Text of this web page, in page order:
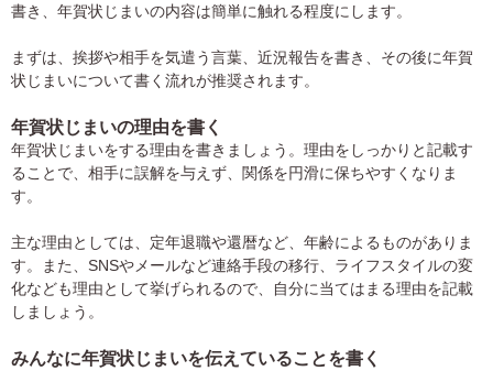
書き、年賀状じまいの内容は簡単に触れる程度にします。
まずは、挨拶や相手を気遣う言葉、近況報告を書き、その後に年賀
状じまいについて書く流れが推奨されます。
年賀状じまいの理由を書く
年賀状じまいをする理由を書きましょう。理由をしっかりと記載す
ることで、相手に誤解を与えず、関係を円滑に保ちやすくなりま
す。
主な理由としては、定年退職や還暦など、年齢によるものがありま
す。また、SNSやメールなど連絡手段の移行、ライフスタイルの変
化なども理由として挙げられるので、自分に当てはまる理由を記載
しましょう。
みんなに年賀状じまいを伝えていることを書く